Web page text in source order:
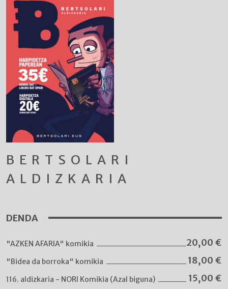
BERTSOLARI
ALDIZKARIA
DENDA
"AZKEN AFARIA" komikia 20,00 €
"Bidea da borroka" komikia 18,00 €
116. aldizkaria - NORI Komikia (Azal biguna) 15,00 €